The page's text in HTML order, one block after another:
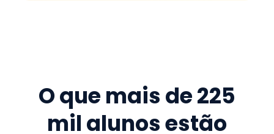
O que mais de225
mil alunos estão